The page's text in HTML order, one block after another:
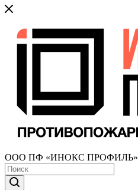
ООО ПФ «ИНОКС ПРОФИЛЬ»